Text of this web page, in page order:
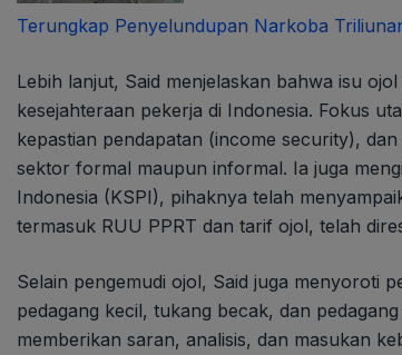
Terungkap Penyelundupan Narkoba
Lebih lanjut, Said menjelaskan bahwa isu
kesejahteraan pekerja di Indonesia. Fokus
kepastian pendapatan (income security),
sektor formal maupun informal. Ia juga
Indonesia (KSPI), pihaknya telah
termasuk RUU PPRT dan tarif ojol, telah
Selain pengemudi ojol, Said juga menyoroti
pedagang kecil, tukang becak, dan
memberikan saran, analisis, dan masukan